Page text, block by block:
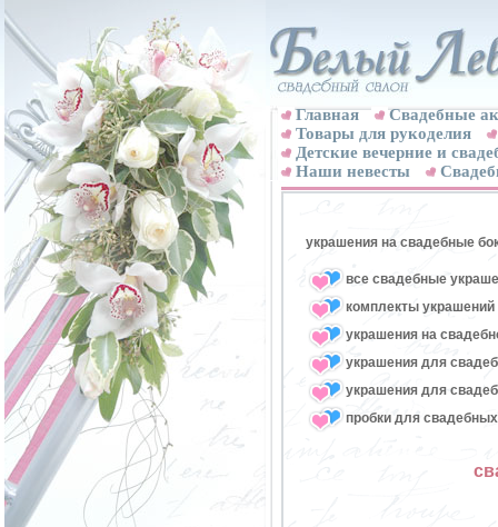
Главная
Свадебные
Товары для рукоделия
Детские вечерние и
Наши невесты
украшения на свадебные
все свадебные
комплекты
украшения на
украшения для
украшения для
пробки для